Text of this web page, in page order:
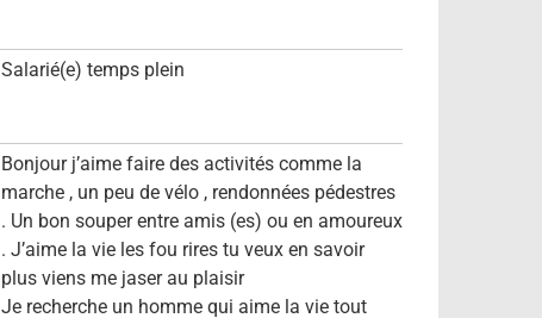
Salarié(e) temps plein
Bonjour j’aime faire des activités comme la
marche , un peu de vélo , rendonnées pédestres
. Un bon souper entre amis (es) ou en amoureux
. J’aime la vie les fou rires tu veux en savoir
plus viens me jaser au plaisir
Je recherche un homme qui aime la vie tout